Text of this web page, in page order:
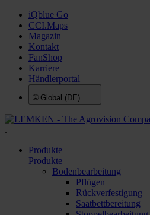
iQblue Go
CCI.Maps
Magazin
Kontakt
FanShop
Karriere
Händlerportal
🌐 Global (DE)
.
Produkte
Produkte
Bodenbearbeitung
Pflügen
Rückverfestigung
Saatbettbereitung